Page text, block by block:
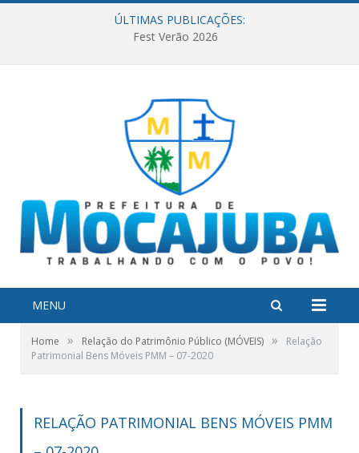
ÚLTIMAS PUBLICAÇÕES:
Fest Verão 2026
MENU
Home » Relação do Patrimônio Público (MÓVEIS) »
Relação
Patrimonial Bens Móveis PMM – 07-2020
RELAÇÃO PATRIMONIAL BENS MÓVEIS PMM